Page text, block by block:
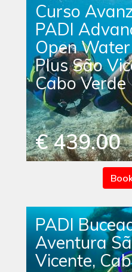
Curso
PADI
Open
Plus São
Cabo Verde
€ 439.00
PADI
Aventura
Vicente,